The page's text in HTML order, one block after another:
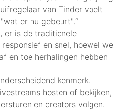
van Tinder voelt
er nu gebeurt".“
er is de traditionele
en snel, hoewel we
en toe herhalingen hebben
kenmerk.
hosten of bekijken,
en creators volgen.